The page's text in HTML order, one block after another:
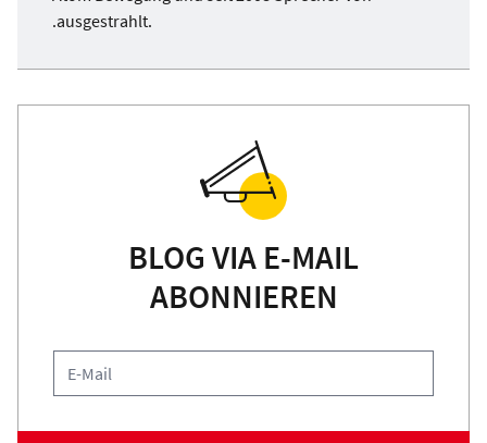
.ausgestrahlt.
BLOG VIA E-MAIL
ABONNIEREN